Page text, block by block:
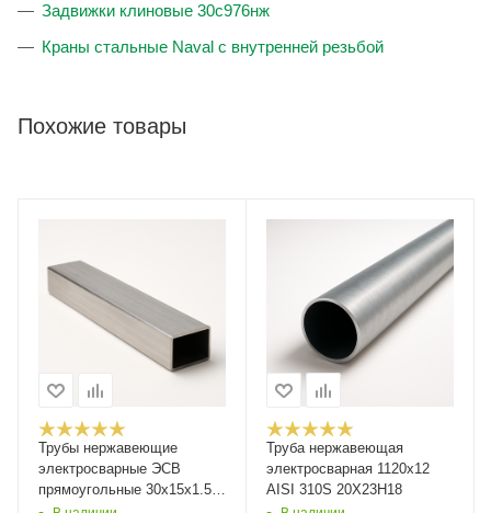
Задвижки клиновые 30с976нж
Краны стальные Naval с внутренней резьбой
Похожие товары
Трубы нержавеющие
электросварные ЭСВ
прямоугольные 30х15х1.5
Труба нержавеющая
электросварная 1120х12
AISI 310S 20Х23Н18